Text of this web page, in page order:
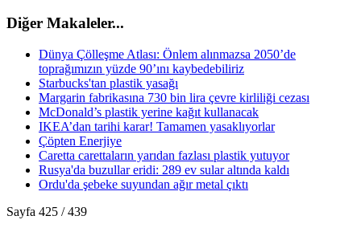
Diğer Makaleler...
Dünya Çölleşme Atlası: Önlem alınmazsa 2050’de
toprağımızın yüzde 90’ını kaybedebiliriz
Starbucks'tan plastik yasağı
Margarin fabrikasına 730 bin lira çevre kirliliği cezası
McDonald’s plastik yerine kağıt kullanacak
IKEA’dan tarihi karar! Tamamen yasaklıyorlar
Çöpten Enerjiye
Caretta carettaların yarıdan fazlası plastik yutuyor
Rusya'da buzullar eridi: 289 ev sular altında kaldı
Ordu'da şebeke suyundan ağır metal çıktı
Sayfa 425 / 439